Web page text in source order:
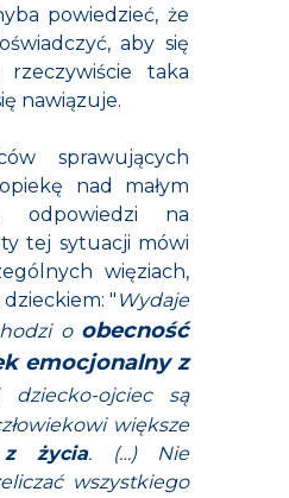
powiedzieć, że
aby się
rzeczywiście taka
nawiązuje.
sprawujących
nad małym
odpowiedzi na
tej sytuacji mówi
więziach,
dzieckiem: " Wydaje
o obecność
emocjonalny z
dziecko-ojciec są
większe
z życia. (…) Nie
wszystkiego